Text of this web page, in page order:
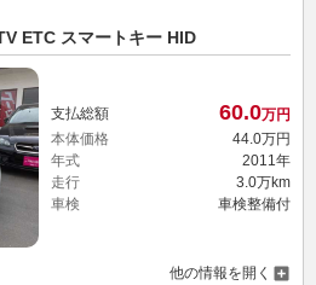
ETC スマートキー HID
支払総額 60.0万円
本体価格
44. 0万円
年式
2011年
走行
3.0万km
車検
車検整備付
他の情報を開く